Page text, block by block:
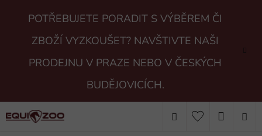
POTŘEBUJETE PORADIT S VÝBĚREM ČI
ZBOŽÍ VYZKOUŠET? NAVŠTIVTE NAŠI
PRODEJNU V PRAZE NEBO V ČESKÝCH
BUDĚJOVICÍCH.
Hledat